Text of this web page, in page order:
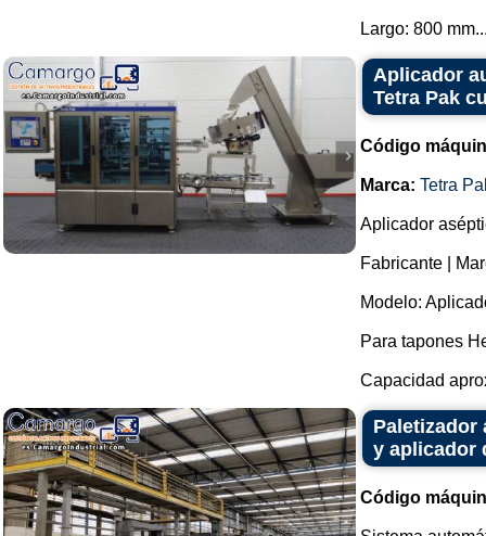
Largo: 800
Aplicador
Tetra Pak
Código
Marca: Tetra
Aplicador
Fabricante |
Modelo:
Para tapones
Capacidad
Paletizador
y aplicador
Código